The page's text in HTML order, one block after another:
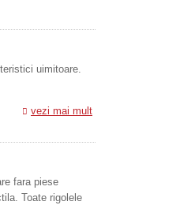
uimitoare.
vezi mai mult
fara piese
Toate rigolele